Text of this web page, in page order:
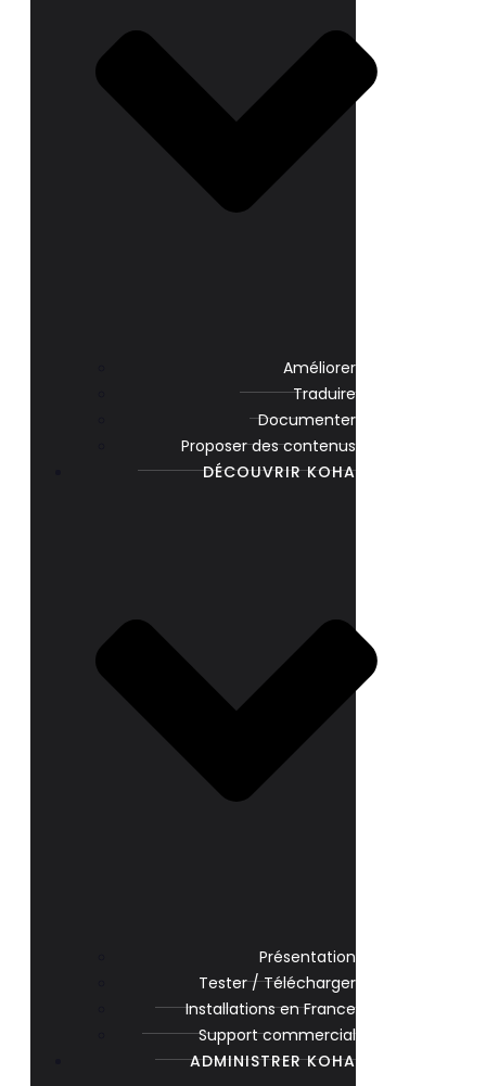
Améliorer
Traduire
Documenter
Proposer des contenus
DÉCOUVRIR KOHA
Présentation
Tester / Télécharger
Installations en France
Support commercial
ADMINISTRER KOHA